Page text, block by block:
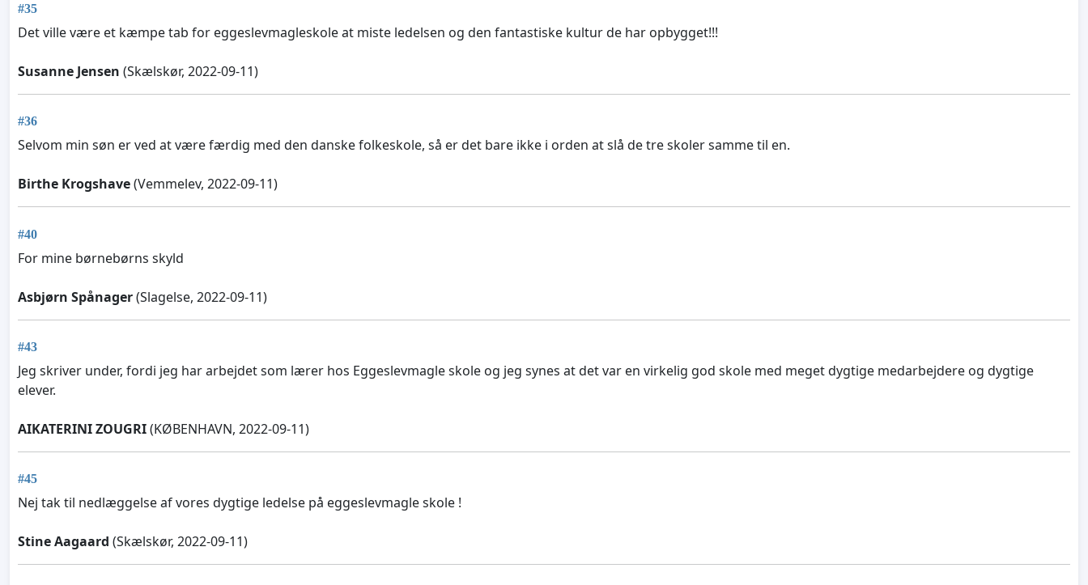
#35
Det ville være et kæmpe tab for eggeslevmagleskole at miste ledelsen og den fantastiske kultur de har opbygget!!!
Susanne Jensen (Skælskør, 2022-09-11)
#36
Selvom min søn er ved at være færdig med den danske folkeskole, så er det bare ikke i orden at slå de tre skoler samme til en.
Birthe Krogshave(Vemmelev, 2022-09-11)
#40
For mine børnebørns skyld
Asbjørn Spånager(Slagelse, 2022-09-11)
#43
Jeg skriver under, fordi jeg har arbejdet som lærer hos Eggeslevmagle skole og jeg synes at det var en virkelig god skole med meget dygtige medarbejdere og dygtige
elever.
AIKATERINI ZOUGRI(KØBENHAVN, 2022-09-11)
#45
Nej tak til nedlæggelse af vores dygtige ledelse på eggeslevmagle skole !
Stine Aagaard (Skælskør, 2022-09-11)